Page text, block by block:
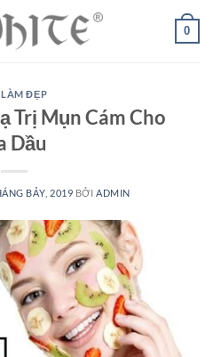
0
ĐẸP
Trị Mụn Cám Cho
Dầu
BẢY, 2019 BỞI ADMIN